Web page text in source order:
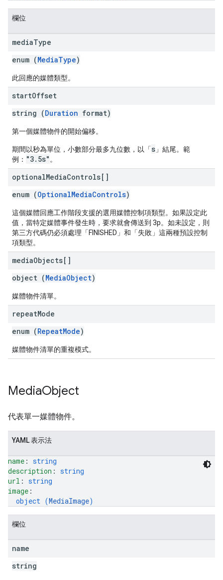
欄位
mediaType
enum (MediaType)
此回應的媒體類型。
startOffset
string (Duration format)
第一個媒體物件的開始偏移。
期間以秒為單位，小數部分最多九位數，以「s 」結尾。範
例： "3.5s" 。
optionalMediaControls[]
enum (OptionalMediaControls)
這個媒體回應工作階段支援的選用媒體控制項類型。如果設定此
值，當特定媒體事件發生時，要求就會傳送到 3p。如未設定，則
第三方代碼仍必須處理「FINISHED」和「失敗」這兩種預設控制
項類型。
mediaObjects[]
object (MediaObject)
媒體物件清單。
repeatMode
enum (RepeatMode)
媒體物件清單的重複模式。
MediaObject
代表單一媒體物件。
YAML 表示法
name : string
description : string
url : string
image :
object (MediaImage)
欄位
name
string